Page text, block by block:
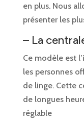
en plus. Nous
présenter les
– La
Ce modèle est
les personnes
de linge. Cette
de longues
réglable